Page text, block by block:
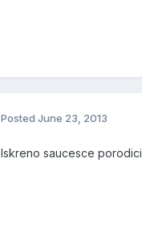
Posted June 23, 2013
Iskreno saucesce porodici